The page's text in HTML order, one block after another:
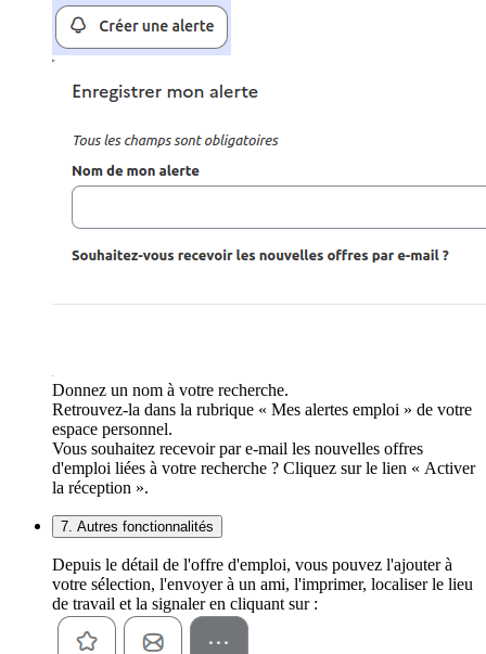
Donnez un nom à votre recherche.
Retrouvez-la dans la rubrique « Mes alertes emploi » de votre
espace personnel.
Vous souhaitez recevoir par e-mail les nouvelles offres
d'emploi liées à votre recherche ? Cliquez sur le lien « Activer
la réception ».
7. Autres fonctionnalités
Depuis le détail de l'offre d'emploi, vous pouvez l'ajouter à
votre sélection, l'envoyer à un ami, l'imprimer, localiser le lieu
de travail et la signaler en cliquant sur :